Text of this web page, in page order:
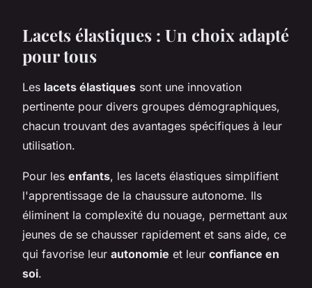
Lacets élastiques : Un choix adapté
pour tous
Les lacets élastiques sont une innovation
pertinente pour divers groupes démographiques,
chacun trouvant des avantages spécifiques à leur
utilisation.
Pour les enfants, les lacets élastiques simplifient
l'apprentissage de la chaussure autonome. Ils
éliminent la complexité du nouage, permettant aux
jeunes de se chausser rapidement et sans aide, ce
qui favorise leur autonomie et leur confiance en
soi.